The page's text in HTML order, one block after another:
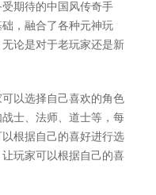
期待的中国风传奇手
，融合了各种元神玩
论是对于老玩家还是新
以选择自己喜欢的角色
士、法师、道士等，每
根据自己的喜好进行选
玩家可以根据自己的喜